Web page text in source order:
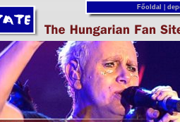
Főoldal